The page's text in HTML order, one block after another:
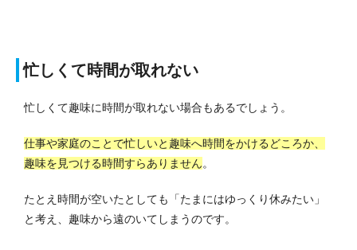
忙しくて時間が取れない
忙しくて趣味に時間が取れない場合もあるでしょう。
仕事や家庭のことで忙しいと趣味へ時間をかけるどころか、
趣味を見つける時間すらありません。
たとえ時間が空いたとしても「たまにはゆっくり休みたい」
と考え、趣味から遠のいてしまうのです。